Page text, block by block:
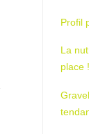
Profil
La
place !